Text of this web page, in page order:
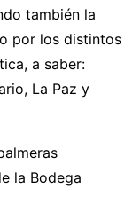
también la
por los distintos
a saber:
La Paz y
la Bodega